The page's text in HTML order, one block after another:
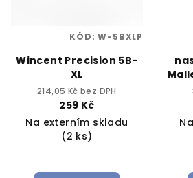
Wincent Precision 5B-
XL
214,05 Kč bez DPH
259 Kč
Na externím skladu
(2 ks)
KÓD:W-5BXLP